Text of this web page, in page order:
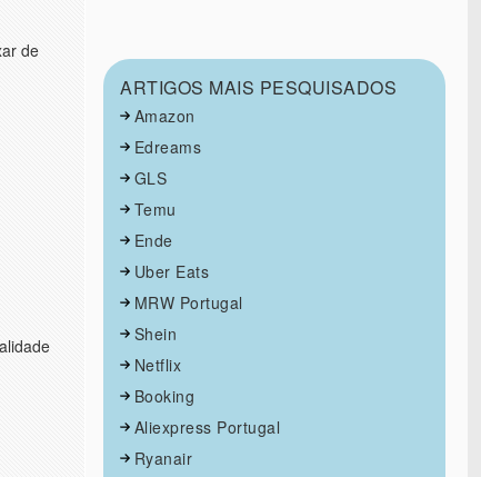
de
ARTIGOS MAIS PESQUISADOS
Amazon
Edreams
GLS
Temu
Ende
Uber Eats
MRW Portugal
Shein
Netflix
Booking
Aliexpress Portugal
Ryanair